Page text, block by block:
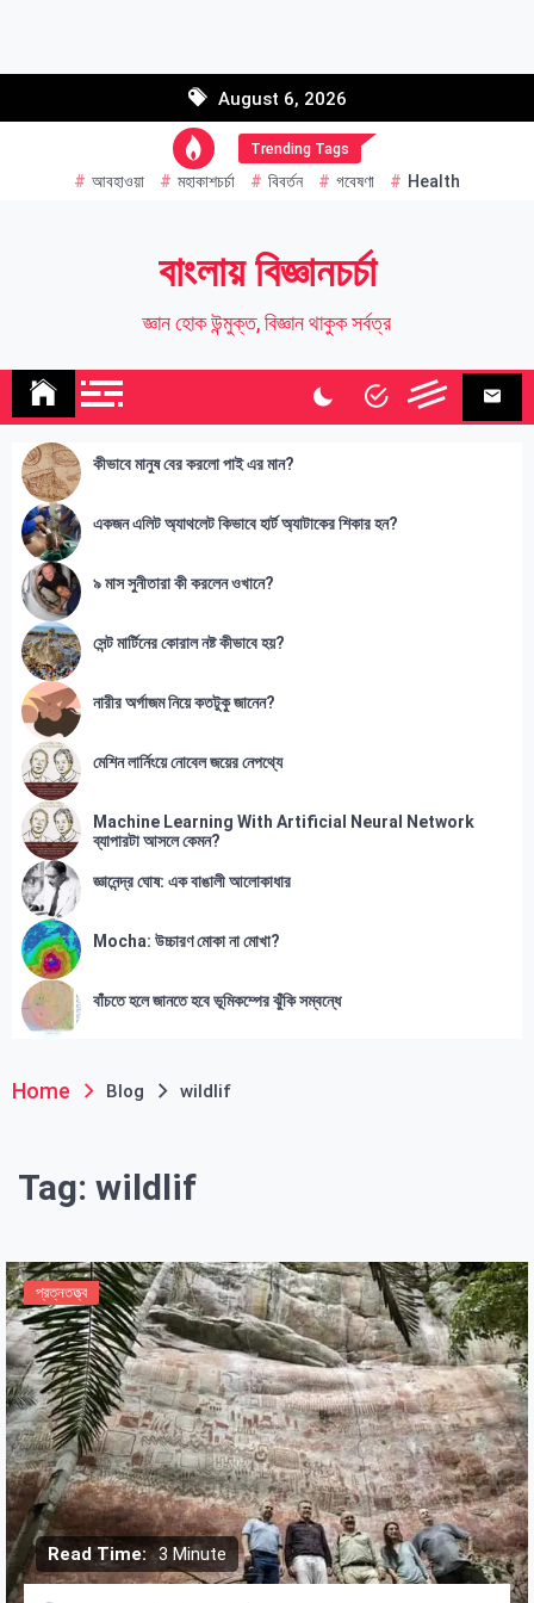
August 6, 2026
Trending Tags
আবহাওয়া মহাকাশচর্চা বিবর্তন গবেষণা Health
বাংলায় বিজ্ঞানচর্চা
জ্ঞান হোক উন্মুক্ত, বিজ্ঞান থাকুক সর্বত্র
কীভাবে মানুষ বের করলো পাই এর মান?
একজন এলিট অ্যাথলেট কিভাবে হার্ট অ্যাটাকের শিকার হন?
৯ মাস সুনীতারা কী করলেন ওখানে?
সেন্ট মার্টিনের কোরাল নষ্ট কীভাবে হয়?
নারীর অর্গাজম নিয়ে কতটুকু জানেন?
মেশিন লার্নিংয়ে নোবেল জয়ের নেপথ্যে
Machine Learning With Artificial Neural Network
ব্যাপারটা আসলে কেমন?
জ্ঞানেন্দ্র ঘোষ: এক বাঙালী আলোকাধার
Mocha: উচ্চারণ মোকা না মোখা?
বাঁচতে হলে জানতে হবে ভূমিকম্পের ঝুঁকি সম্বন্ধে
Home Blog wildlif
Tag: wildlif
Read Time: 3 Minute
প্রত্নতত্ত্ব